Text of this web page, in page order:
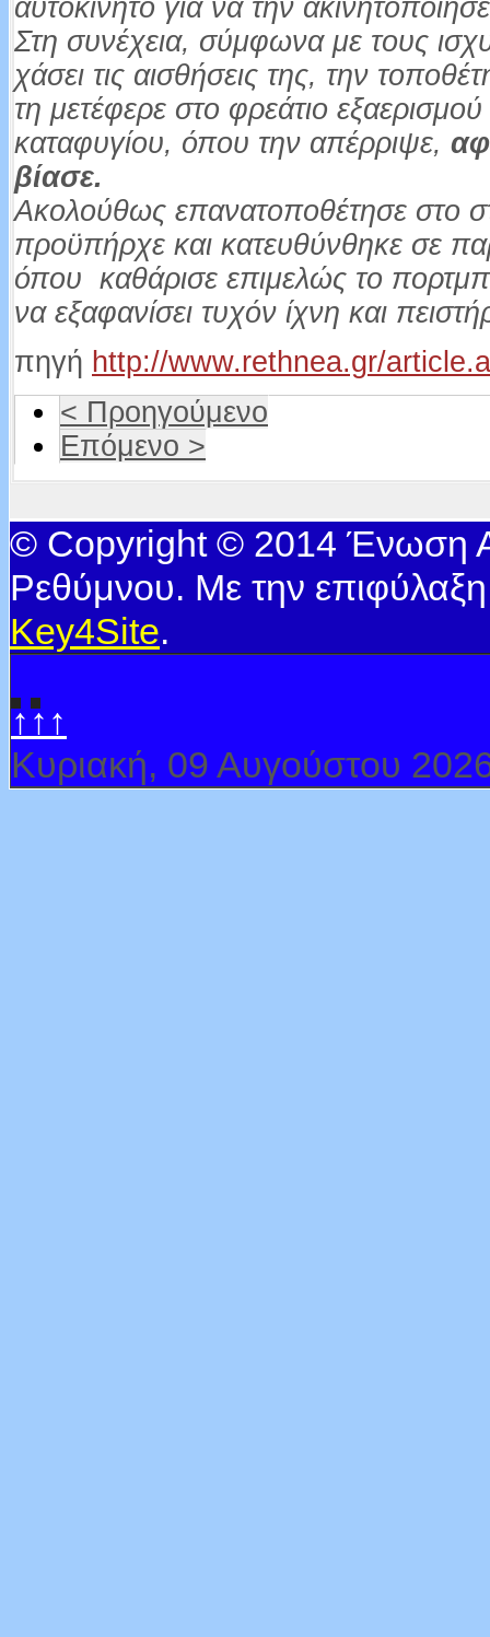
αυτοκίνητό για να την
Στη συνέχεια, σύμφωνα με τους
χάσει τις αισθήσεις της, την
τη μετέφερε στο φρεάτιο
καταφυγίου, όπου την απέρριψε,
βίασε.
Ακολούθως επανατοποθέτησε στο
προϋπήρχε και κατευθύνθηκε σε
όπου καθάρισε επιμελώς το
να εξαφανίσει τυχόν ίχνη και
πηγή http://www.rethnea.gr/
< Προηγούμενο
Επόμενο >
© Copyright © 2014 Ένωση
Ρεθύμνου. Με την
Key4Site.
↑↑↑
Κυριακή, 09 Αυγούστου